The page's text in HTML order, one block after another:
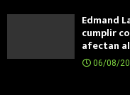
Edmand
cumplir
afectan
06/08/